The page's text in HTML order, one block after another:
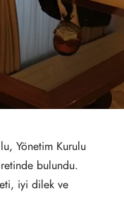
Yönetim Kurulu
bulundu.
iyi dilek ve